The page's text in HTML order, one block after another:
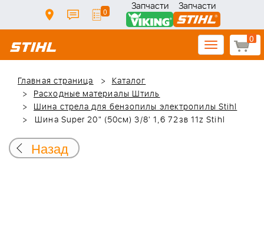
0 Запчасти Запчасти
0
Toggle
navigation
Главная страница
Каталог
Расходные материалы Штиль
Шина стрела для бензопилы электропилы Stihl
Шина Super 20" (50см) 3/8' 1,6 72зв 11z Stihl
Назад